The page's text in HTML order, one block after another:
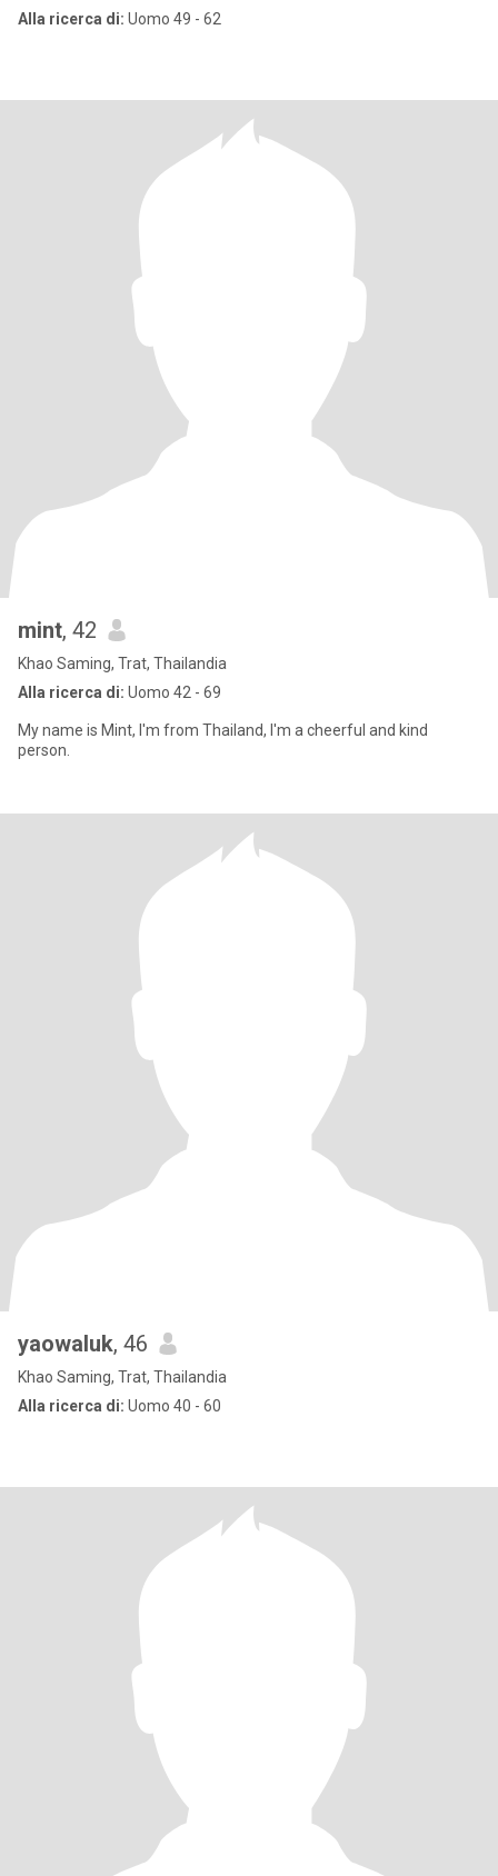
Alla ricerca di: Uomo 49 - 62
mint, 42
Khao Saming, Trat, Thailandia
Alla ricerca di: Uomo 42 - 69
My name is Mint, I'm from Thailand, I'm a cheerful and kind
person.
yaowaluk, 46
Khao Saming, Trat, Thailandia
Alla ricerca di: Uomo 40 - 60